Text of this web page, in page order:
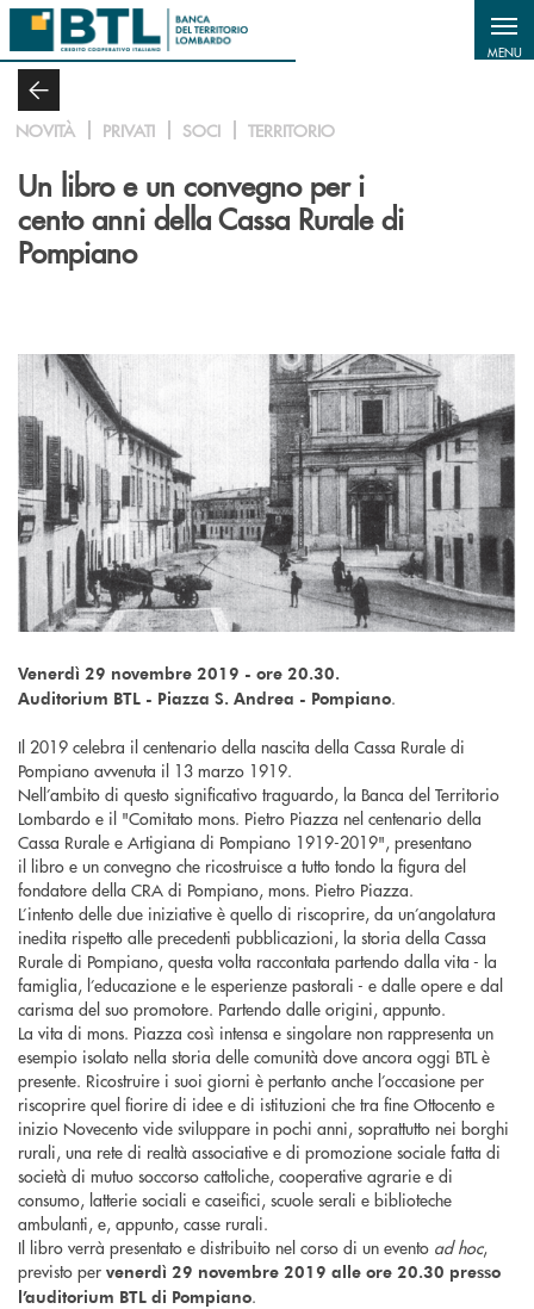
Salta al contenuto principale
MENU
NOVITÀ PRIVATI SOCI TERRITORIO
Un libro e un convegno per i
cento anni della Cassa Rurale di
Pompiano
Venerdì 29 novembre 2019 - ore 20.30.
Auditorium BTL - Piazza S. Andrea - Pompiano.
Il 2019 celebra il centenario della nascita della Cassa Rurale di
Pompiano avvenuta il 13 marzo 1919.
Nell’ambito di questo significativo traguardo, la Banca del Territorio
Lombardo e il "Comitato mons. Pietro Piazza nel centenario della
Cassa Rurale e Artigiana di Pompiano 1919-2019", presentano
il libro e un convegno che ricostruisce a tutto tondo la figura del
fondatore della CRA di Pompiano, mons. Pietro Piazza.
L’intento delle due iniziative è quello di riscoprire, da un’angolatura
inedita rispetto alle precedenti pubblicazioni, la storia della Cassa
Rurale di Pompiano, questa volta raccontata partendo dalla vita - la
famiglia, l’educazione e le esperienze pastorali - e dalle opere e dal
carisma del suo promotore. Partendo dalle origini, appunto.
La vita di mons. Piazza così intensa e singolare non rappresenta un
esempio isolato nella storia delle comunità dove ancora oggi BTL è
presente. Ricostruire i suoi giorni è pertanto anche l’occasione per
riscoprire quel fiorire di idee e di istituzioni che tra fine Ottocento e
inizio Novecento vide sviluppare in pochi anni, soprattutto nei borghi
rurali, una rete di realtà associative e di promozione sociale fatta di
società di mutuo soccorso cattoliche, cooperative agrarie e di
consumo, latterie sociali e caseifici, scuole serali e biblioteche
ambulanti, e, appunto, casse rurali.
Il libro verrà presentato e distribuito nel corso di un evento ad hoc,
previsto per venerdì 29 novembre 2019 alle ore 20.30 presso
l’auditorium BTL di Pompiano.